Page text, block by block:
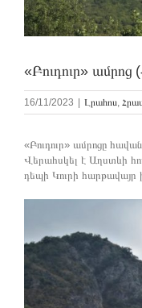
«Բուդուր»
16/11/2023 Լրահոս,
«Բուդուր» ամրոցը
Վերահսկել է Աղստևի
դեպի Կուրի